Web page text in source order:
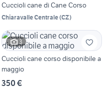
Cuccioli cane di Cane Corso
Chiaravalle Centrale(CZ)
3
Cuccioli cane corso disponibile a
maggio
350 €